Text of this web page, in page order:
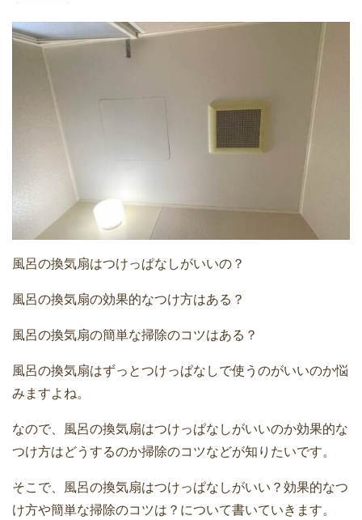
風呂の換気扇はつけっぱなしがいいの？
風呂の換気扇の効果的なつけ方はある？
風呂の換気扇の簡単な掃除のコツはある？
風呂の換気扇はずっとつけっぱなしで使うのがいいのか悩
みますよね。
なので、風呂の換気扇はつけっぱなしがいいのか効果的な
つけ方はどうするのか掃除のコツなどが知りたいです。
そこで、風呂の換気扇はつけっぱなしがいい？効果的なつ
け方や簡単な掃除のコツは？について書いていきます。